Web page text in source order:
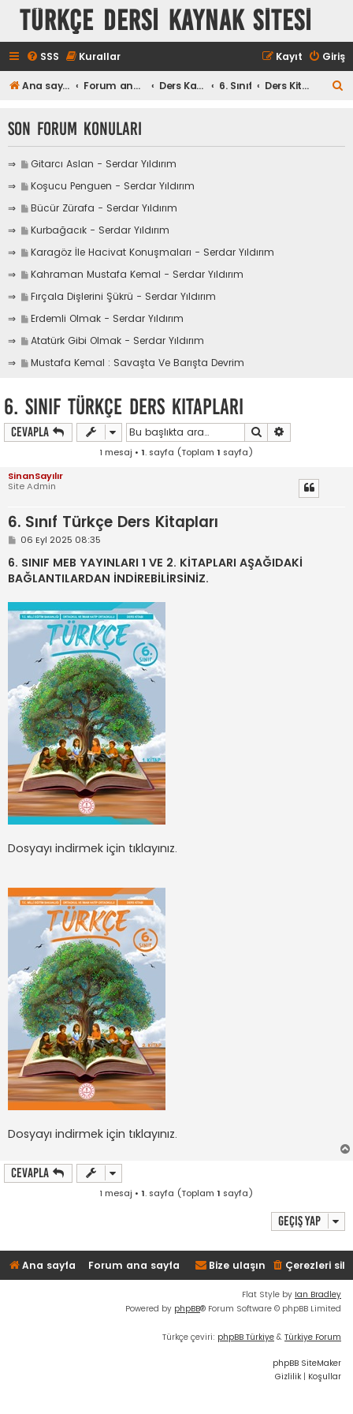
TÜRKÇE DERSİ KAYNAK SİTESİ
SSS Kurallar Giriş
Kayıt
Ana sayfa Forum ana sayfa Ders Kaynakları 6. Sınıf Ders Kitapları
6. Sınıf Türkçe Ders Kitapları
Cevapla Ara
1 mesaj • 1. sayfa (Toplam 1 sayfa)
SinanSayılır
Site Admin
6. Sınıf Türkçe Ders Kitapları
M
a
j
06 Eyl 2025 08:35
6. SINIF MEB YAYINLARI 1 VE 2. KİTAPLARI AŞAĞIDAKİ
BAĞLANTILARDAN İNDİREBİLİRSİNİZ.
Dosyayı indirmek için tıklayınız.
Dosyayı indirmek için tıklayınız.
Cevapla
1 mesaj • 1. sayfa (Toplam 1 sayfa)
Geçiş yap
Son Forum Konuları
S
n
m
s
a
a
g
t
Gitarcı Aslan - Serdar Yıldırım
S
n
m
s
a
a
g
t
Koşucu Penguen - Serdar Yıldırım
S
n
m
s
a
a
g
t
Bücür Zürafa - Serdar Yıldırım
S
n
m
s
a
a
g
Kurbağacık - Serdar Yıldırım
S
n
m
s
a
a
t
Karagöz İle Hacivat Konuşmaları - Serdar Yıldırım
S
n
m
s
a
g
i
t
Kahraman Mustafa Kemal - Serdar Yıldırım
S
n
m
s
j
a
g
i
Fırçala Dişlerini Şükrü - Serdar Yıldırım
S
n
m
a
j
a
g
t
Erdemli Olmak - Serdar Yıldırım
S
n
e
s
a
j
i
Atatürk Gibi Olmak - Serdar Yıldırım
S
m
e
s
a
g
t
Mustafa Kemal : Savaşta Ve Barışta Devrim
Ana sayfa Forum ana sayfa Çerezleri sil
Bize ulaşın
Flat Style by Ian Bradley
Powered by phpBB® Forum Software © phpBB Limited
Türkçe çeviri: phpBB Türkiye & Türkiye Forum
phpBB SiteMaker
Gizlilik | Koşullar